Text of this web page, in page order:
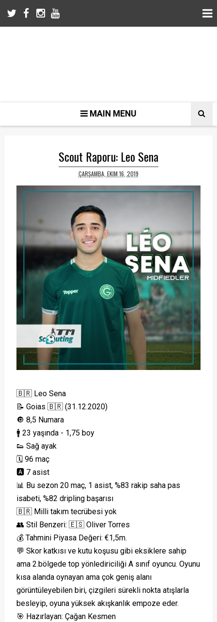
MAIN MENU
Scout Raporu: Leo Sena
ÇARŞAMBA, EKIM 16, 2019
🇧🇷 Leo Sena
📝 Goias 🇧🇷 (31.12.2020)
🔘 8,5 Numara
🚹 23 yaşında - 1,75 boy
👟 Sağ ayak
🗓 96 maç
🅰️ 7 asist
📊 Bu sezon 20 maç, 1 asist, %83 rakip saha pas
isabeti, %82 dripling başarısı
🇧🇷 Milli takım tecrübesi yok
👥 Stil Benzeri: 🇪🇸 Oliver Torres
💰 Tahmini Piyasa Değeri: €1,5m.
💬 Skor katkısı ve kutu koşusu gibi eksiklere sahip
ama 2.bölgede top yönlediriciliği A sınıf oyuncu. Oyunu
kısa alanda oynayan ama çok geniş alanı
görüntüleyebilen biri, çizgileri sürekli nokta atışlarla
besleyip, oyuna yüksek akışkanlık empoze eder.
🎯 Hazırlayan: Çağan Kesmen